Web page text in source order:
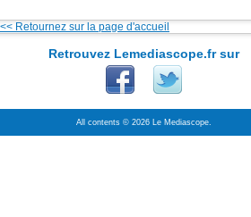
<< Retournez sur la page d'accueil
Retrouvez Lemediascope.fr sur
All contents © 2026 Le Mediascope.